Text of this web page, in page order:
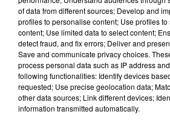
Lecture (4 min 18 sec)
100%
100% Radio les infos du Lot
of data from different sources; Develop and
profiles to personalise content; Use profiles
content; Use limited data to select content;
detect fraud, and fix errors; Deliver and
Save and communicate privacy choices.
process personal data such as IP address
following functionalities: Identify devices
requested; Use precise geolocation data;
other data sources; Link different devices;
information transmitted automatically.